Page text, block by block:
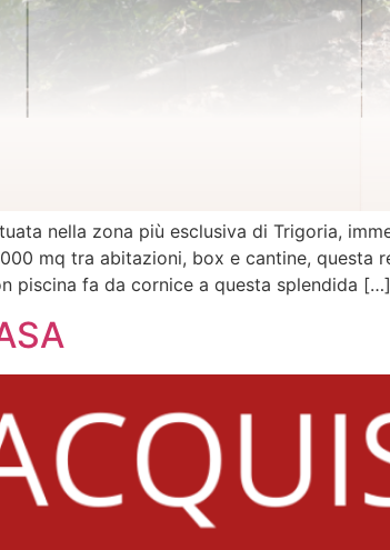
nella zona più esclusiva di Trigoria,
mq tra abitazioni, box e cantine, questa
piscina fa da cornice a questa splendida […]